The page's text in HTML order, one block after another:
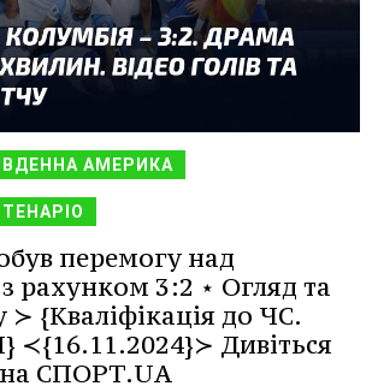
АМЕРИКА
перемогу над
рахунком 3:2 ⋆ Огляд та
≻ {Кваліфікація до ЧС.
Дивіться
на СПОРТ.UA